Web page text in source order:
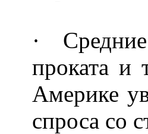
·
проката и
Америке
спроса со